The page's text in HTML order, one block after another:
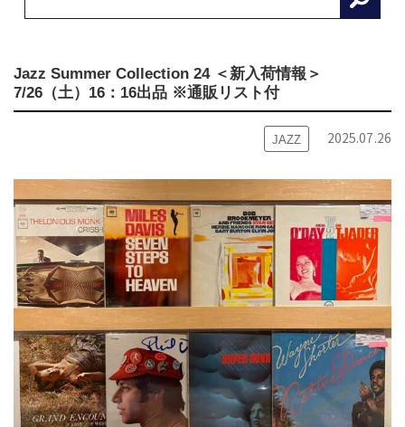
Jazz Summer Collection 24 ＜新入荷情報＞
7/26（土）16：16出品 ※通販リスト付
JAZZ 2025.07.26